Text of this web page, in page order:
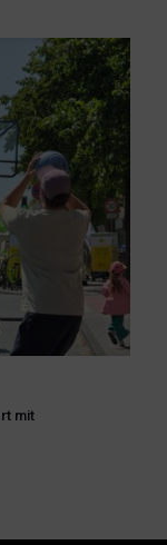
mit